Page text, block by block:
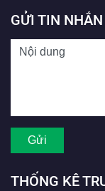
GỬI TIN NHẮN
THỐNG KÊ